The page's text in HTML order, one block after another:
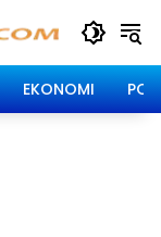
EKONOMI